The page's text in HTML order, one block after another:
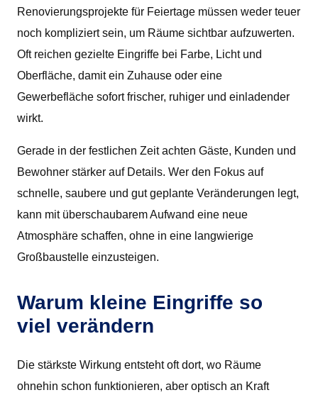
Renovierungsprojekte für Feiertage müssen weder teuer
noch kompliziert sein, um Räume sichtbar aufzuwerten.
Oft reichen gezielte Eingriffe bei Farbe, Licht und
Oberfläche, damit ein Zuhause oder eine
Gewerbefläche sofort frischer, ruhiger und einladender
wirkt.
Gerade in der festlichen Zeit achten Gäste, Kunden und
Bewohner stärker auf Details. Wer den Fokus auf
schnelle, saubere und gut geplante Veränderungen legt,
kann mit überschaubarem Aufwand eine neue
Atmosphäre schaffen, ohne in eine langwierige
Großbaustelle einzusteigen.
Warum kleine Eingriffe so
viel verändern
Die stärkste Wirkung entsteht oft dort, wo Räume
ohnehin schon funktionieren, aber optisch an Kraft